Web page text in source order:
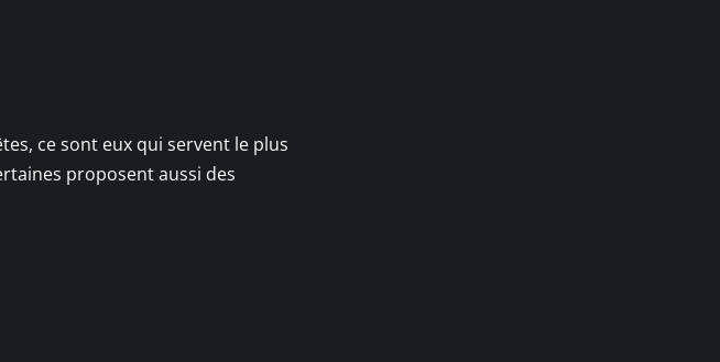
ce sont eux qui servent le plus
proposent aussi des